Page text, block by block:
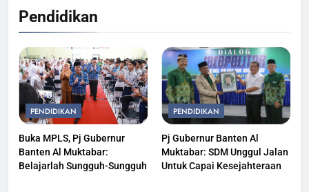
Pendidikan
PENDIDIKAN
Buka MPLS, Pj Gubernur
Banten Al Muktabar:
Belajarlah Sungguh-Sungguh
PENDIDIKAN
Pj Gubernur Banten Al
Muktabar: SDM Unggul Jalan
Untuk Capai Kesejahteraan